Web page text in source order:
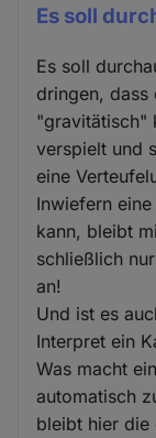
Es soll
Es soll
dringen, dass
"gravitätisch"
verspielt und
eine
Inwiefern
kann, bleibt
schließlich
an!
Und ist es
Interpret ein
Was macht
automatisch
bleibt hier die